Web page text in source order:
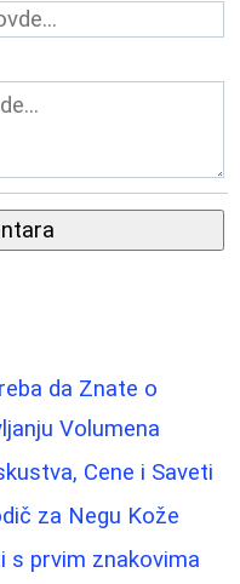
da Znate o
Volumena
Cene i Saveti
za Negu Kože
s prvim znakovima